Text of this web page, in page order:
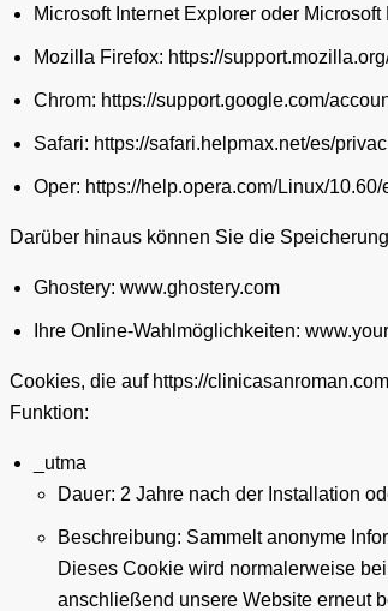
Microsoft Internet Explorer oder
Mozilla Firefox: https://
Chrom: https://support.google.com/
Safari: https://safari.helpmax.net/es/
Oper: https://help.opera.com/Linux/10.60/
Darüber hinaus können Sie die
Ghostery: www.ghostery.com
Ihre Online-Wahlmöglichkeiten:
Cookies, die auf https://
Funktion:
_utma
Dauer: 2 Jahre nach der Installation
Beschreibung: Sammelt anonyme
Dieses Cookie wird normalerweise
anschließend unsere Website erneut